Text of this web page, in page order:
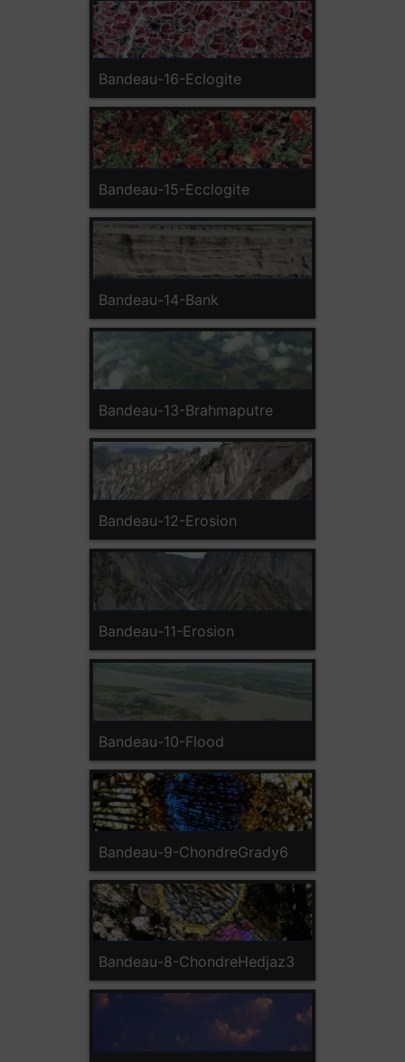
Bandeau-16-Eclogite
Bandeau-15-Ecclogite
Bandeau-14-Bank
Bandeau-13-Brahmaputre
Bandeau-12-Erosion
Bandeau-11-Erosion
Bandeau-10-Flood
Bandeau-9-ChondreGrady6
Bandeau-8-ChondreHedjaz3